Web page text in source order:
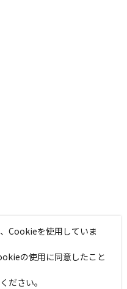
Cookieを使用していま
の使用に同意したこと
ださい。